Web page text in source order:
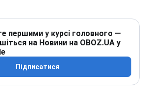
першими у курсі головного —
на Новини на OBOZ.UA у
Підписатися